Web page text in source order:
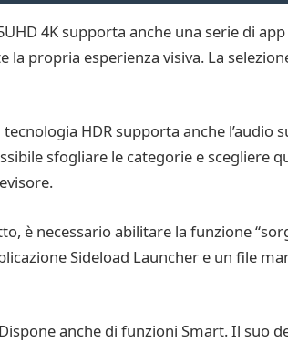
4K supporta anche una serie di
propria esperienza visiva. La
HDR supporta anche l’audio
sfogliare le categorie e scegliere
è necessario abilitare la funzione
Sideload Launcher e un file
anche di funzioni Smart. Il suo